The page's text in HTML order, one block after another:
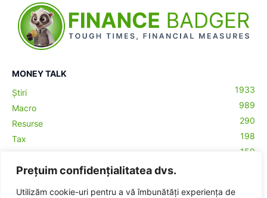
Prețuim confidențialitatea dvs.
Utilizăm cookie-uri pentru a vă îmbunătăți experiența de
MONEY TALK
Știri
1933
Macro
989
Resurse
290
Tax
198
159
Contabilitate